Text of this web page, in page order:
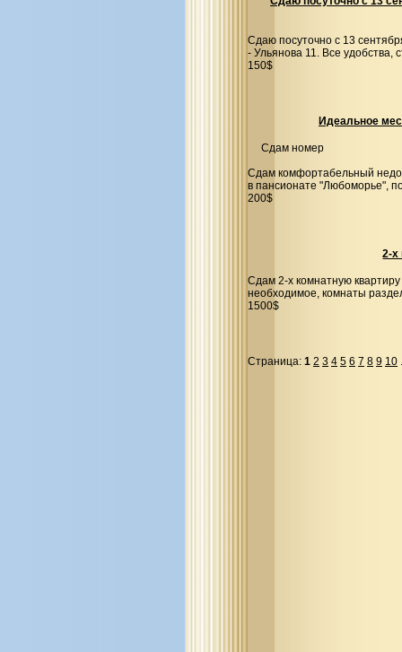
Сдаю посуточно с 13
- Ульянова 11. Все удобства,
150$
Идеальное
Сдам номер
Сдам комфортабельный
в пансионате "Любоморье",
200$
2-х
Сдам 2-х комнатную
необходимое, комнаты
1500$
Страница: 1 2 3 4 5 6 7 8 9 10